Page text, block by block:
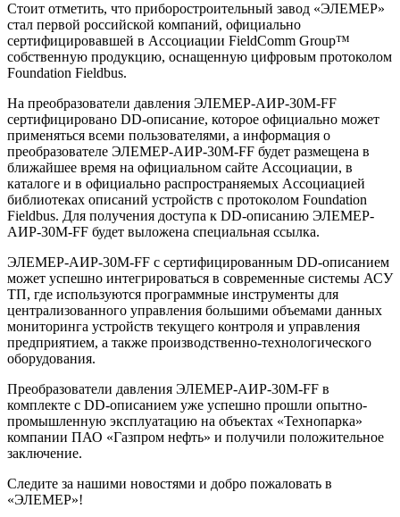
Стоит отметить, что приборостроительный завод «ЭЛЕМЕР»
стал первой российской компаний, официально
сертифицировавшей в Ассоциации FieldComm Group™
собственную продукцию, оснащенную цифровым протоколом
Foundation Fieldbus.
На преобразователи давления ЭЛЕМЕР-АИР-30М-FF
сертифицировано DD-описание, которое официально может
применяться всеми пользователями, а информация о
преобразователе ЭЛЕМЕР-АИР-30М-FF будет размещена в
ближайшее время на официальном сайте Ассоциации, в
каталоге и в официально распространяемых Ассоциацией
библиотеках описаний устройств с протоколом Foundation
Fieldbus. Для получения доступа к DD-описанию ЭЛЕМЕР-
АИР-30М-FF будет выложена специальная ссылка.
ЭЛЕМЕР-АИР-30М-FF c сертифицированным DD-описанием
может успешно интегрироваться в современные системы АСУ
ТП, где используются программные инструменты для
централизованного управления большими объемами данных
мониторинга устройств текущего контроля и управления
предприятием, а также производственно-технологического
оборудования.
Преобразователи давления ЭЛЕМЕР-АИР-30М-FF в
комплекте с DD-описанием уже успешно прошли опытно-
промышленную эксплуатацию на объектах «Технопарка»
компании ПАО «Газпром нефть» и получили положительное
заключение.
Следите за нашими новостями и добро пожаловать в
«ЭЛЕМЕР»!